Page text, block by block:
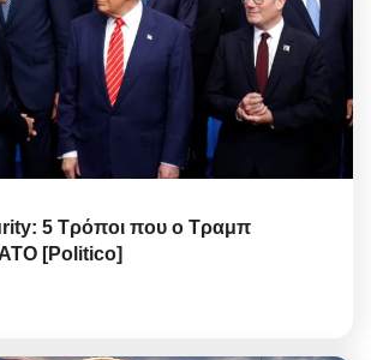
5 Τρόποι που ο Τραμπ
[Politico]